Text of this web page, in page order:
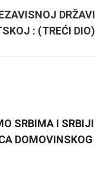
DRŽAVI
: (TREĆI DIO)
SRBIMA I SRBIJI
DOMOVINSKOG